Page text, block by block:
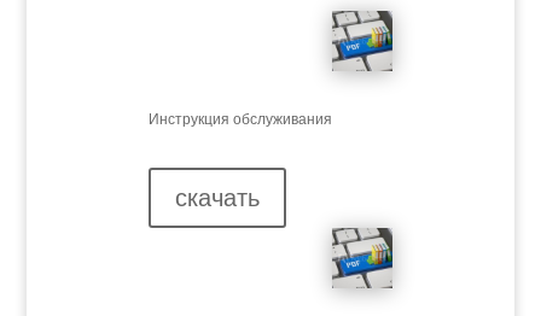
Инструкция обслуживания
скачать